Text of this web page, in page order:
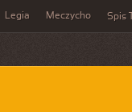
Legia Meczycho Spis